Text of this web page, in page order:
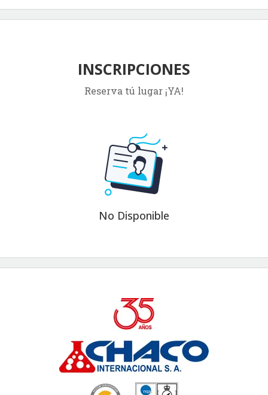
INSCRIPCIONES
Reserva tú lugar ¡YA!
No Disponible